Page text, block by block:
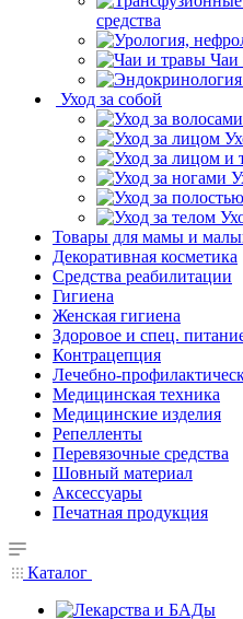
средства
Чаи
Уход за собой
Товары для мамы и
Декоративная косметика
Средства реабилитации
Гигиена
Женская гигиена
Здоровое и спец.
Контрацепция
Лечебно-
Медицинская техника
Медицинские изделия
Репелленты
Перевязочные средства
Шовный материал
Аксессуары
Печатная продукция
Каталог